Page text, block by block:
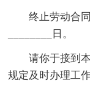
终止劳动合
________日。
请你于接到
规定及时办理工